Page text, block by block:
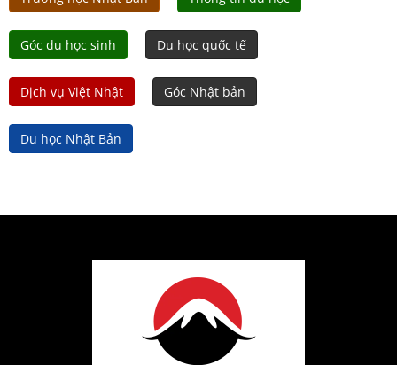
Góc du học sinh Du học quốc tế
Dịch vụ Việt Nhật Góc Nhật bản
Du học Nhật Bản